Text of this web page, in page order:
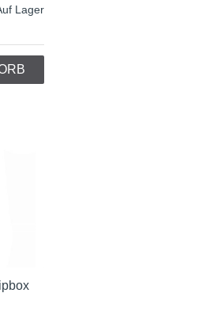
Lager